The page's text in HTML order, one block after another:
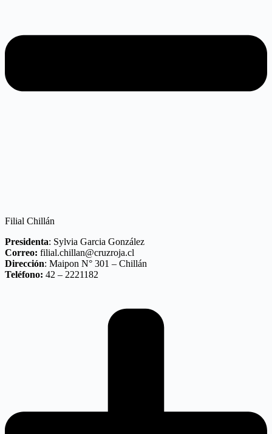
Filial Chillán
Presidenta: Sylvia Garcia González
Correo: filial.chillan@cruzroja.cl
Dirección: Maipon N° 301 – Chillán
Teléfono: 42 – 2221182